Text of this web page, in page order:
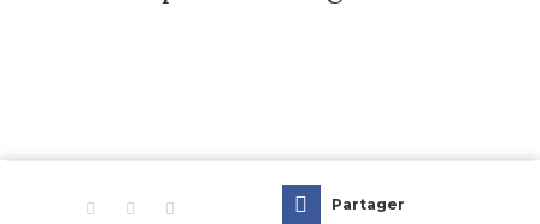
RéalisationsPartager